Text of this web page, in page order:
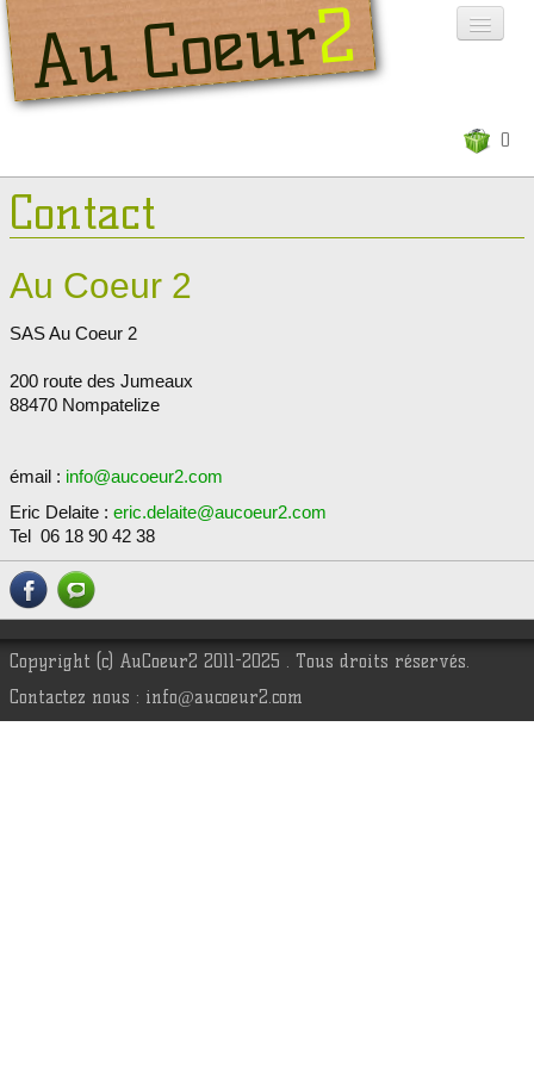
Au Coeur2
CONTACT
0
Contact
Au Coeur 2
SAS Au Coeur 2
200 route des Jumeaux
88470 Nompatelize
émail : info@aucoeur2.com
Eric Delaite : eric.delaite@aucoeur2.com
Tel 06 18 90 42 38
Copyright (c) AuCoeur2 2011-2025 . Tous droits réservés.
Contactez nous : info@aucoeur2.com